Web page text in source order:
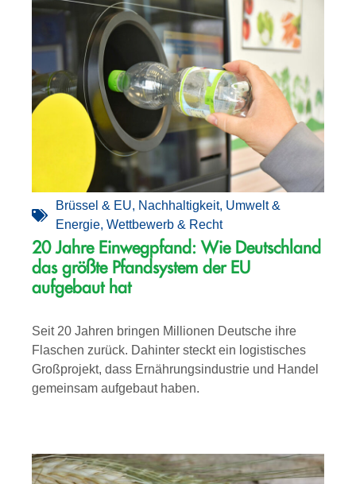
Brüssel & EU, Nachhaltigkeit, Umwelt &
Energie, Wettbewerb & Recht
20 Jahre Einwegpfand: Wie Deutschland
das größte Pfandsystem der EU
aufgebaut hat
Seit 20 Jahren bringen Millionen Deutsche ihre
Flaschen zurück. Dahinter steckt ein logistisches
Großprojekt, dass Ernährungsindustrie und Handel
gemeinsam aufgebaut haben.